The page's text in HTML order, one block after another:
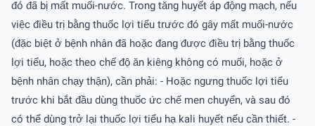
đó đã bị mất muối-nước. Trong tăng huyết áp động mạch, nếu
việc điều trị bằng thuốc lợi tiểu trước đó gây mất muối-nước
(đặc biệt ở bệnh nhân đã hoặc đang được điều trị bằng thuốc
lợi tiểu, hoặc theo chế độ ăn kiêng không có muối, hoặc ở
bệnh nhân chạy thận), cần phải: - Hoặc ngưng thuốc lợi tiểu
trước khi bắt đầu dùng thuốc ức chế men chuyển, và sau đó
có thể dùng trở lại thuốc lợi tiểu hạ kali huyết nếu cần thiết. -